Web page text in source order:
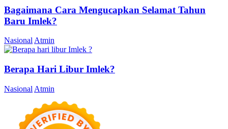
Bagaimana Cara Mengucapkan Selamat Tahun
Baru Imlek?
Nasional Atmin
Berapa Hari Libur Imlek?
Nasional Atmin